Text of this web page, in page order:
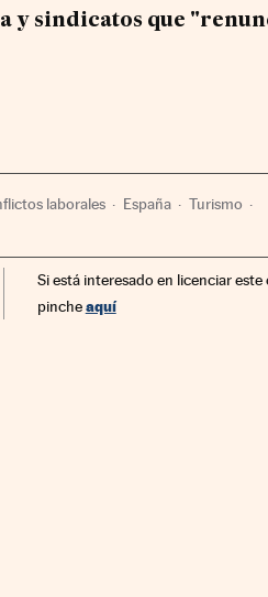
y sindicatos que
laborales España Turismo
Economía Transporte
Si está interesado en licenciar este
pincheaquí